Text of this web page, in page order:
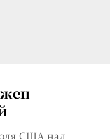
США над